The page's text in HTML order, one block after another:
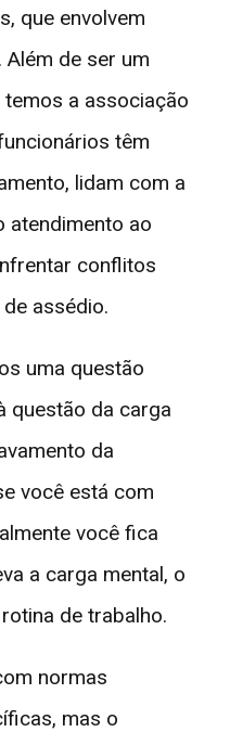
que envolvem
de ser um
a associação
têm
lidam com a
atendimento ao
conflitos
assédio.
uma questão
questão da carga
da
você está com
você fica
a carga mental, o
de trabalho.
normas
mas o